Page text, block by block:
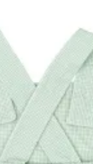
en suave tejido de
frescura,
Su diseño en
un aire dulce y
más cálidos.
con botones
y el corte
libertad de
tejido es de
para el verano.
la nueva coleccion